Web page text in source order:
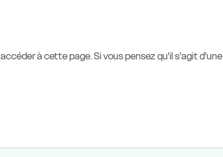
à cette page. Si vous pensez qu'il s'agit d'une